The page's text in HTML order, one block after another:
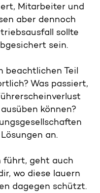
Mitarbeiter und
aber dennoch
sollte
sein.
beachtlichen Teil
Was passiert,
können?
an.
führt, geht auch
wo diese lauern
dagegen schützt.